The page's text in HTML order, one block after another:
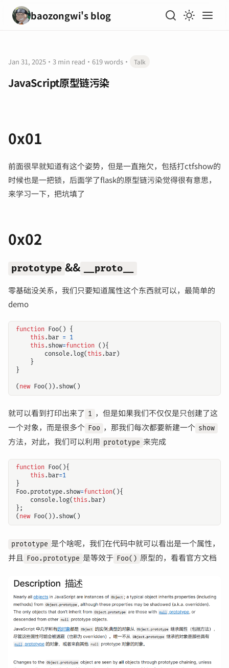
baozongwi's blog
Jan 31, 2025 · 3 min read · 619 words · Talk
JavaScript原型链污染
0x01
前面很早就知道有这个姿势，但是一直拖欠，包括打ctfshow的
时候也是一把锁，后面学了flask的原型链污染觉得很有意思，
来学习一下，把坑填了
0x02
prototype && __proto__
零基础没关系，我们只要知道属性这个东西就可以，最简单的
demo
function Foo() {
this . bar = 1
this . show=function (){
console. log( this . bar )
}
}
( new Foo()). show()
就可以看到打印出来了 1 ，但是如果我们不仅仅是只创建了这
一个对象，而是很多个 Foo ，那我们每次都要新建一个 show
方法，对此，我们可以利用 prototype 来完成
function Foo(){
this . bar=1
}
Foo. prototype. show=function(){
console. log( this . bar)
};
( new Foo()). show()
prototype 是个啥呢，我们在代码中就可以看出是一个属性，
并且
Foo.prototype 是等效于 Foo() 原型的，看看官方文档